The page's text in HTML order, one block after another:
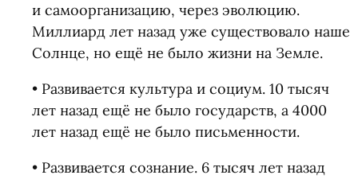
и самоорганизацию, через эволюцию.
Миллиард лет назад уже существовало наше
Солнце, но ещё не было жизни на Земле.
• Развивается культура и социум. 10 тысяч
лет назад ещё не было государств, а 4000
лет назад ещё не было письменности.
• Развивается сознание. 6 тысяч лет назад